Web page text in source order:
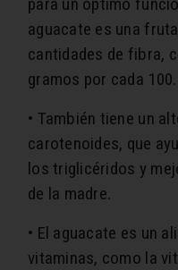
para un óptimo
aguacate es una
cantidades de fibra,
gramos por cada 100.
• También tiene un
carotenoides, que
los triglicéridos y
de la madre.
• El aguacate es un
vitaminas, como la